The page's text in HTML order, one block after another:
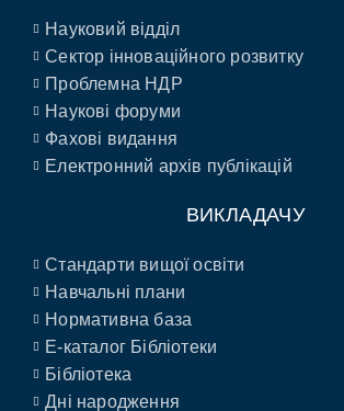
Науковий відділ
Сектор інноваційного розвитку
Проблемна НДР
Наукові форуми
Фахові видання
Електронний архів публікацій
ВИКЛАДАЧУ
Стандарти вищої освіти
Навчальні плани
Нормативна база
E-каталог Бібліотеки
Бібліотека
Дні народження